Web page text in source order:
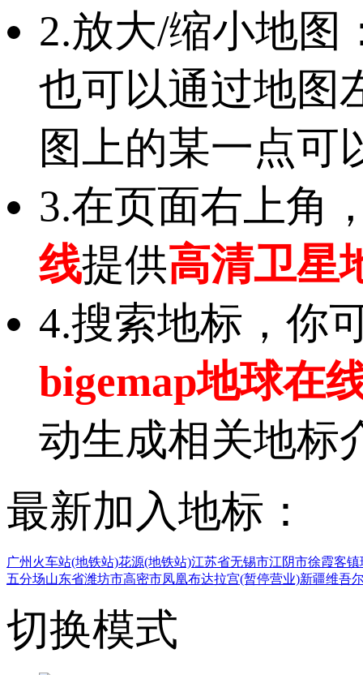
2.放大/缩小地图
也可以通过地图
图上的某一点可
3.在页面右上角
线提供高清卫星
4.搜索地标，你
bigemap地球在
动生成相关地标
最新加入地标：
广州火车站(地铁站)花源(地铁站)江苏省无锡市江阴市徐霞客镇
五分场山东省潍坊市高密市凤凰布达拉宫(暂停营业)新疆维吾
切换模式